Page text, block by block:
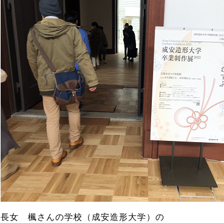
長女 楓さんの学校（成安造形大学）の